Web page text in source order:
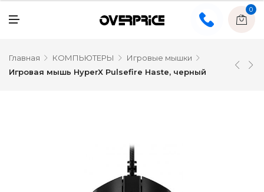
0
Главная КОМПЬЮТЕРЫ
Игровые мышки
Игровая мышь HyperX Pulsefire Haste, черный